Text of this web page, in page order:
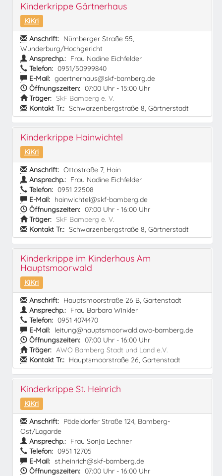
Kinderkrippe Gärtnerhaus
KiKri
Anschrift: Nürnberger Straße 55,
Wunderburg/Hochgericht
Ansprechp.: Frau Nadine Eichfelder
Telefon: 0951/50999840
E-Mail: gaertnerhaus@skf-bamberg.de
Öffnungszeiten: 07:00 Uhr - 15:00 Uhr
Träger: SkF Bamberg e. V.
Kontakt Tr.: Schwarzenbergstraße 8, Gärtnerstadt
Kinderkrippe Hainwichtel
KiKri
Anschrift: Ottostraße 7, Hain
Ansprechp.: Frau Nadine Eichfelder
Telefon: 0951 22508
E-Mail: hainwichtel@skf-bamberg.de
Öffnungszeiten: 07:00 Uhr - 16:00 Uhr
Träger: SkF Bamberg e. V.
Kontakt Tr.: Schwarzenbergstraße 8, Gärtnerstadt
Kinderkrippe im Kinderhaus Am
Hauptsmoorwald
KiKri
Anschrift: Hauptsmoorstraße 26 B, Gartenstadt
Ansprechp.: Frau Barbara Winkler
Telefon: 0951 4074470
E-Mail: leitung@hauptsmoorwald.awo-bamberg.de
Öffnungszeiten: 07:00 Uhr - 16:00 Uhr
Träger: AWO Bamberg Stadt und Land e.V.
Kontakt Tr.: Hauptsmoorstraße 26, Gartenstadt
Kinderkrippe St. Heinrich
KiKri
Anschrift: Pödeldorfer Straße 124, Bamberg-
Ost/Lagarde
Ansprechp.: Frau Sonja Lechner
Telefon: 0951 12705
E-Mail: st.heinrich@skf-bamberg.de
Öffnungszeiten: 07:00 Uhr - 16:00 Uhr